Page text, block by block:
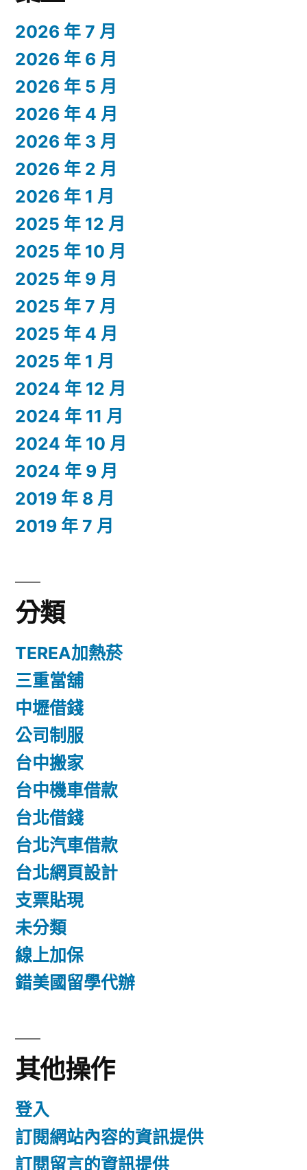
2026 年 7 月
2026 年 6 月
2026 年 5 月
2026 年 4 月
2026 年 3 月
2026 年 2 月
2026 年 1 月
2025 年 12 月
2025 年 10 月
2025 年 9 月
2025 年 7 月
2025 年 4 月
2025 年 1 月
2024 年 12 月
2024 年 11 月
2024 年 10 月
2024 年 9 月
2019 年 8 月
2019 年 7 月
分類
TEREA加熱菸
三重當舖
中壢借錢
公司制服
台中搬家
台中機車借款
台北借錢
台北汽車借款
台北網頁設計
支票貼現
未分類
線上加保
錯美國留學代辦
其他操作
登入
訂閱網站內容的資訊提供
訂閱留言的資訊提供